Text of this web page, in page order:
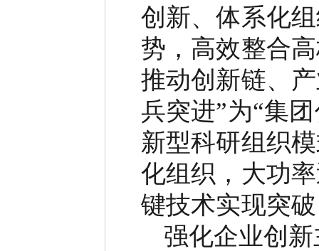
创新、体系化
势，高效整合
推动创新链、
兵突进”为“集
新型科研组织
化组织，大功
键技术实现突
强化企业创